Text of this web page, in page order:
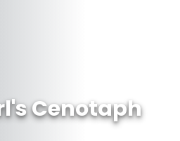
Cenotaph